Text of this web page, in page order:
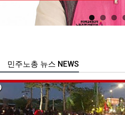
주노총 뉴스 NEWS